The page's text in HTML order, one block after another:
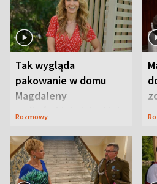
Tak wygląda
pakowanie w domu
Magdaleny
Waligórskiej-Lisieckiej.
Rozmowy